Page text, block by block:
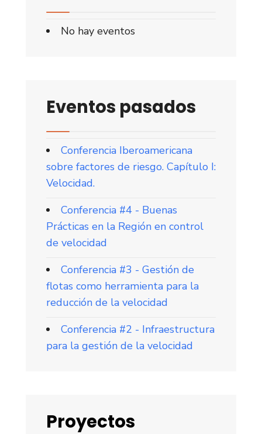
No hay eventos
Eventos pasados
Conferencia Iberoamericana
sobre factores de riesgo. Capítulo I:
Velocidad.
Conferencia #4 - Buenas
Prácticas en la Región en control
de velocidad
Conferencia #3 - Gestión de
flotas como herramienta para la
reducción de la velocidad
Conferencia #2 - Infraestructura
para la gestión de la velocidad
Proyectos